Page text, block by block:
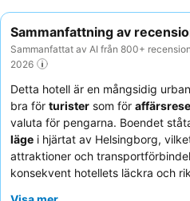
Sammanfattning av
Sammanfattat av AI från 800+
2026
Detta hotell är en mångsidig
bra för turister som för
valuta för pengarna. Boendet
läge i hjärtat av Helsingborg,
attraktioner och
konsekvent hotellets läckra och